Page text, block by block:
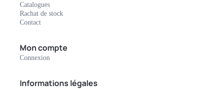
Catalogues
Rachat de stock
Contact
Mon compte
Connexion
Informations légales